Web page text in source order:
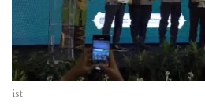
ist